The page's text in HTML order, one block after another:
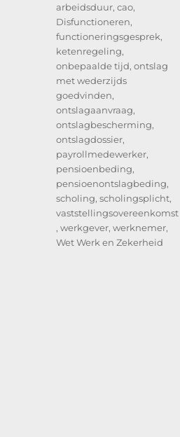
Tags
arbeidsduur,cao,
Disfunctioneren,
functioneringsgesprek,
ketenregeling,
onbepaalde tijd,ontslag
met wederzijds
goedvinden,
ontslagaanvraag,
ontslagbescherming,
ontslagdossier,
payrollmedewerker,
pensioenbeding,
pensioenontslagbeding,
scholing,scholingsplicht,
vaststellingsovereenkomst
,werkgever,werknemer,
Wet Werk en Zekerheid